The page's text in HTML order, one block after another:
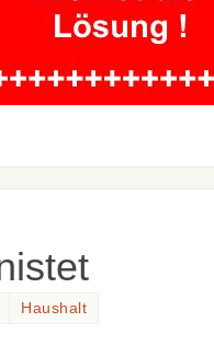
Haushalt